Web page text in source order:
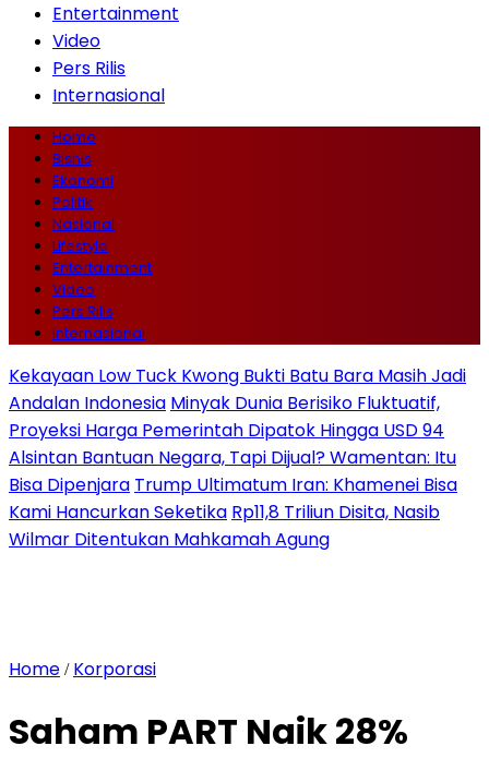
Entertainment
Video
Pers Rilis
Internasional
Home
Bisnis
Ekonomi
Politik
Nasional
Lifestyle
Entertainment
Video
Pers Rilis
Internasional
Kekayaan Low Tuck Kwong Bukti Batu Bara Masih Jadi
Andalan Indonesia Minyak Dunia Berisiko Fluktuatif,
Proyeksi Harga Pemerintah Dipatok Hingga USD 94
Alsintan Bantuan Negara, Tapi Dijual? Wamentan: Itu
Bisa Dipenjara Trump Ultimatum Iran: Khamenei Bisa
Kami Hancurkan Seketika Rp11,8 Triliun Disita, Nasib
Wilmar Ditentukan Mahkamah Agung
Home / Korporasi
Saham PART Naik 28%